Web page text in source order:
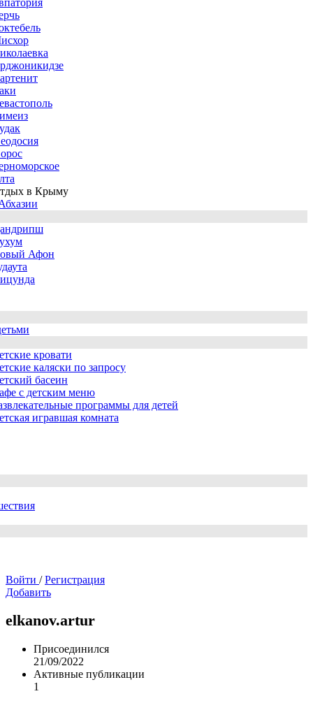
в Крыму
Афон
кровати
каляски по запросу
басеин
с детским меню
программы для детей
игравшая комната
Войти / Регистрация
Добавить
elkanov.artur
Присоединился
21/09/2022
Активные публикации
1